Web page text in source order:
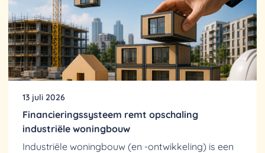
13 juli 2026
Financieringssysteem remt opschaling
industriële woningbouw
Industriële woningbouw (en -ontwikkeling) is een